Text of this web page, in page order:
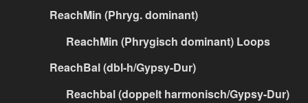
ReachMin (Phryg. dominant)
ReachMin (Phrygisch dominant) Loops
ReachBal (dbl-h/Gypsy-Dur)
Reachbal (doppelt harmonisch/Gypsy-Dur)